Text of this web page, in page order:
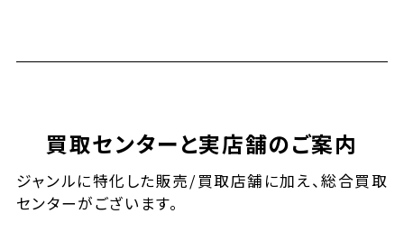
買取センターと実店舗のご案内
ジャンルに特化した販売/買取店舗に加え、総合買取
センターがございます。